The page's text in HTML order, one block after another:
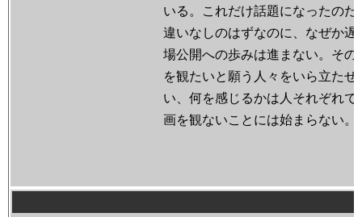
いる。これだけ話題になったの
違いなしのはずなのに、なぜか
場公開への歩みは進まない。そ
を観たいと願う人々をいら立た
い、何を感じるかは人それぞれ
画を観ないことには始まらない。